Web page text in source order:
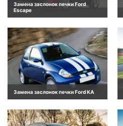
Замена заслонок печки Ford
Escape
Замена заслонок печки Ford KA